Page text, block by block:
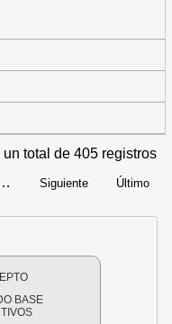
total de 405 registros
Siguiente Último
BASE